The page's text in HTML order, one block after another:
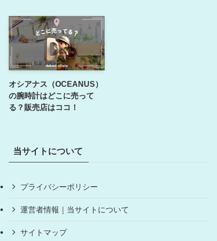
オシアナス（OCEANUS）
の腕時計はどこに売って
る？販売店はココ！
当サイトについて
プライバシーポリシー
運営者情報｜当サイトについて
サイトマップ